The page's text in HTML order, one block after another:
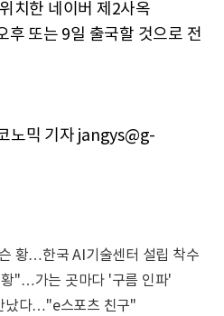
치한 네이버 제2사옥
후 또는 9일 출국할 것으로 전
노믹 기자 jangys@g-
황…한국 AI기술센터 설립 착수
"…가는 곳마다 '구름 인파'
났다…"e스포츠 친구"